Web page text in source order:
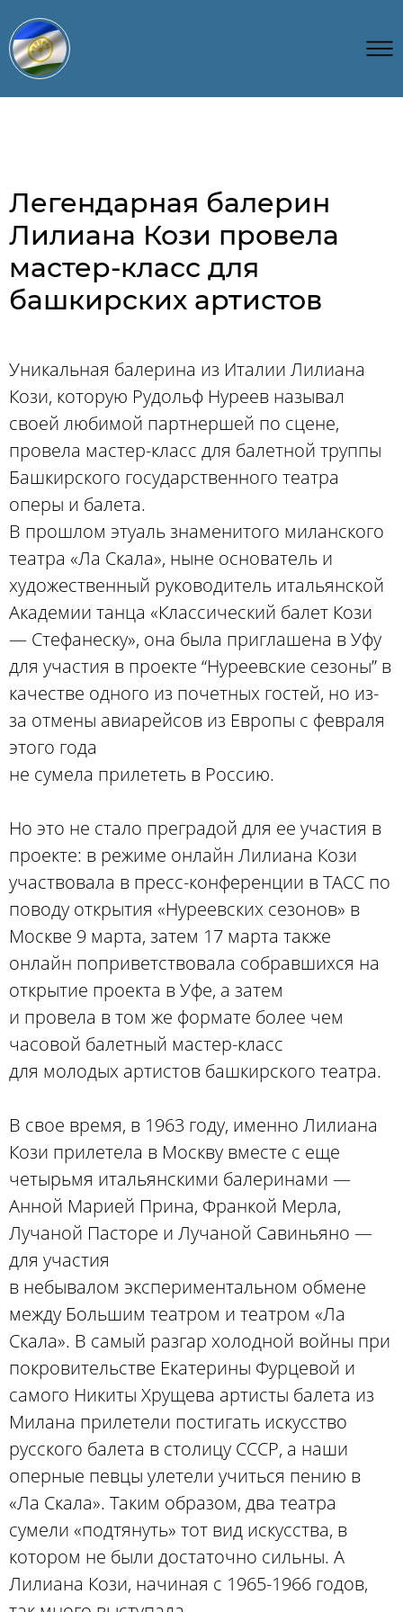
Легендарная балерин
Лилиана Кози провела
мастер-класс для
башкирских артистов
Уникальная балерина из Италии Лилиана
Кози, которую Рудольф Нуреев называл
своей любимой партнершей по сцене,
провела мастер-класс для балетной труппы
Башкирского государственного театра
оперы и балета.
В прошлом этуаль знаменитого миланского
театра «Ла Скала», ныне основатель и
художественный руководитель итальянской
Академии танца «Классический балет Кози
— Стефанеску», она была приглашена в Уфу
для участия в проекте “Нуреевские сезоны” в
качестве одного из почетных гостей, но из-
за отмены авиарейсов из Европы с февраля
этого года
не сумела прилететь в Россию.
Но это не стало преградой для ее участия в
проекте: в режиме онлайн Лилиана Кози
участвовала в пресс-конференции в ТАСС по
поводу открытия «Нуреевских сезонов» в
Москве 9 марта, затем 17 марта также
онлайн поприветствовала собравшихся на
открытие проекта в Уфе, а затем
и провела в том же формате более чем
часовой балетный мастер-класс
для молодых артистов башкирского театра.
В свое время, в 1963 году, именно Лилиана
Кози прилетела в Москву вместе с еще
четырьмя итальянскими балеринами —
Анной Марией Прина, Франкой Мерла,
Лучаной Пасторе и Лучаной Савиньяно —
для участия
в небывалом экспериментальном обмене
между Большим театром и театром «Ла
Скала». В самый разгар холодной войны при
покровительстве Екатерины Фурцевой и
самого Никиты Хрущева артисты балета из
Милана прилетели постигать искусство
русского балета в столицу СССР, а наши
оперные певцы улетели учиться пению в
«Ла Скала». Таким образом, два театра
сумели «подтянуть» тот вид искусства, в
котором не были достаточно сильны. А
Лилиана Кози, начиная с 1965-1966 годов,